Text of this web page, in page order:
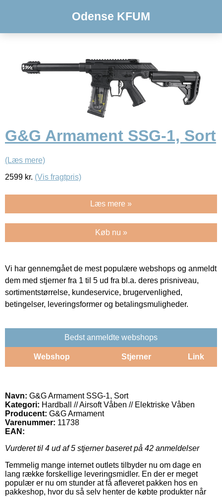
Odense KFUM
G&G Armament SSG-1, Sort
(Læs mere)
2599 kr. (Vis fragtpris)
Læs mere »
Køb nu »
Vi har gennemgået de mest populære webshops og anmeldt
dem med stjerner fra 1 til 5 ud fra bl.a. deres prisniveau,
sortimentstørrelse, kundeservice, brugervenlighed,
betingelser, leveringsformer og betalingsmuligheder.
Bedst anmeldte webshops
Webshop Stjerner Link
Navn: G&G Armament SSG-1, Sort
Kategori: Hardball // Airsoft Våben // Elektriske Våben
Producent: G&G Armament
Varenummer: 11738
EAN:
Vurderet til 4 ud af 5 stjerner baseret på 42 anmeldelser
Temmelig mange internet outlets tilbyder nu om dage en
lang række forskellige leveringsmidler. En der er meget
populær er nu om stunder at få afleveret pakken hos en
pakkeshop, hvor du så selv henter de købte produkter når